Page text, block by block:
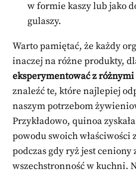
w formie kaszy lub jako
gulaszy.
Warto pamiętać, że każdy
inaczej na różne produkty,
eksperymentować z
znaleźć te, które najlepiej
naszym potrzebom
Przykładowo, quinoa
powodu swoich właściwości
podczas gdy ryż jest ceniony
wszechstronność w kuchni.